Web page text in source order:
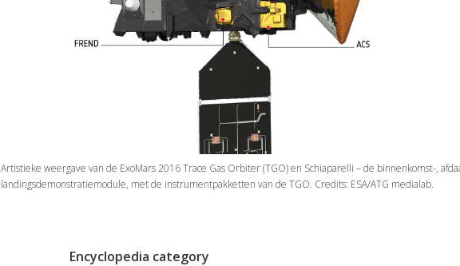
Artistieke weergave van de ExoMars 2016 Trace Gas Orbiter (TGO) en Schiaparelli – de binnenkomst-,
landingsdemonstratiemodule, met de instrumentpakketten van de TGO. Credits: ESA/ATG medialab.
Encyclopedia category